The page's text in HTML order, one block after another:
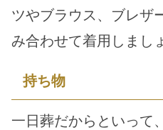
ツやブラウス、ブレザ
み合わせて着用しまし
持ち物
一日葬だからといって